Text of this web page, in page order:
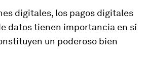
digitales, los pagos digitales
datos tienen importancia en sí
un poderoso bien